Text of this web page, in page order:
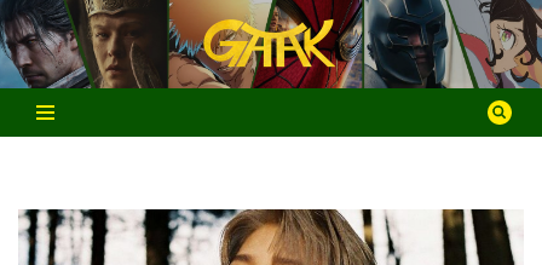
Aller
au
contenu